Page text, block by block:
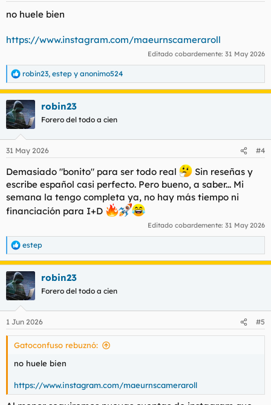
no huele bien
https://www.instagram.com/maeurnscameraroll
Editado cobardemente: 31 May 2026
R
e
a
c
c
i
e
:
robin23, estep y anonimo524
robin23
Forero del todo a cien
31 May 2026 #4
Demasiado "bonito" para ser todo real
Sin reseñas y
escribe español casi perfecto. Pero bueno, a saber... Mi
semana la tengo completa ya, no hay más tiempo ni
financiación para I+D
Editado cobardemente: 31 May 2026
R
e
a
c
c
i
e
s
estep
robin23
Forero del todo a cien
1 Jun 2026 #5
Gatoconfuso rebuznó:
no huele bien
https://www.instagram.com/maeurnscameraroll